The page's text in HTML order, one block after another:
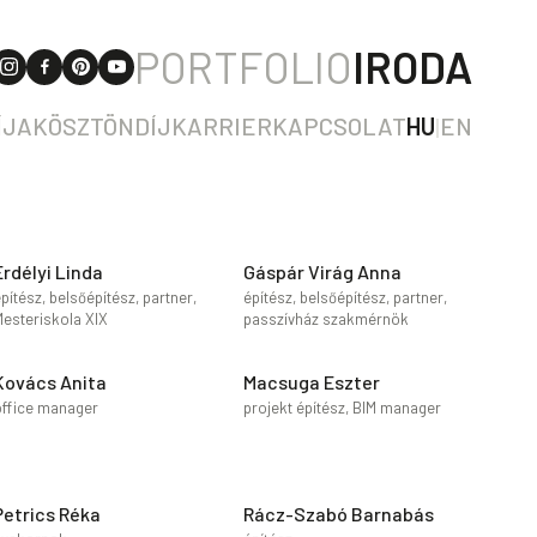
PORTFOLIOIRODA
ÖSZTÖNDÍJKARRIERKAPCSOLATHU|EN
Linda
belsőépítész, partner,
XIX
Gáspár Virág Anna
építész, belsőépítész, partner,
passzívház szakmérnök
Anita
manager
Macsuga Eszter
projekt építész, BIM manager
Réka Rácz-Szabó Barnabás